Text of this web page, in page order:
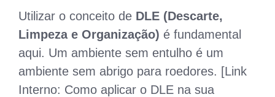
Utilizar o conceito de DLE (Descarte,
Limpeza e Organização) é fundamental
aqui. Um ambiente sem entulho é um
ambiente sem abrigo para roedores. [Link
Interno: Como aplicar o DLE na sua